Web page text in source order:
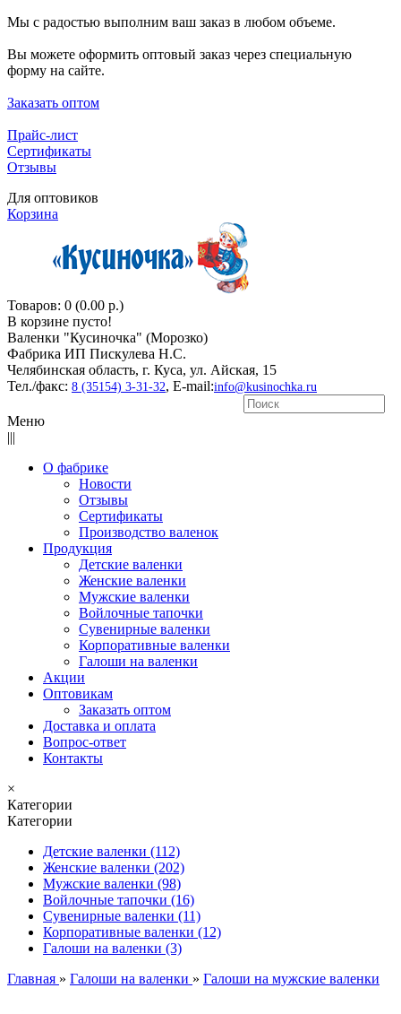
Мы с радостью выполним ваш заказ в любом объеме.
Вы можете оформить оптовый заказ через специальную
форму на сайте.
Заказать оптом
Прайс-лист
Сертификаты
Отзывы
Для оптовиков
Корзина
Товаров: 0 (0.00 р.)
В корзине пусто!
Валенки "Кусиночкa" (Морозко)
Фабрика ИП Пискулева Н.С.
Челябинская область, г. Куса, ул. Айская, 15
Тел./факс: 8 (35154) 3-31-32, E-mail:info@kusinochka.ru
Меню
|||
О фабрике
Новости
Отзывы
Сертификаты
Производство валенок
Продукция
Детские валенки
Женские валенки
Мужские валенки
Войлочные тапочки
Сувенирные валенки
Корпоративные валенки
Галоши на валенки
Акции
Оптовикам
Заказать оптом
Доставка и оплата
Вопрос-ответ
Контакты
×
Категории
Категории
Детские валенки (112)
Женские валенки (202)
Мужские валенки (98)
Войлочные тапочки (16)
Сувенирные валенки (11)
Корпоративные валенки (12)
Галоши на валенки (3)
Главная » Галоши на валенки » Галоши на мужские валенки